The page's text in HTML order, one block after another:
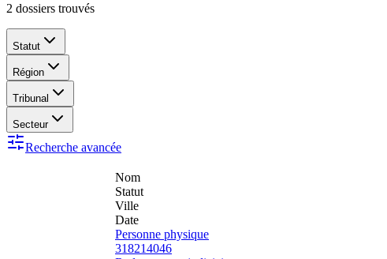
2 dossiers trouvés
Statut
Région
Tribunal
Secteur
Recherche avancée
Nom
Statut
Ville
Date
Personne physique
318214046